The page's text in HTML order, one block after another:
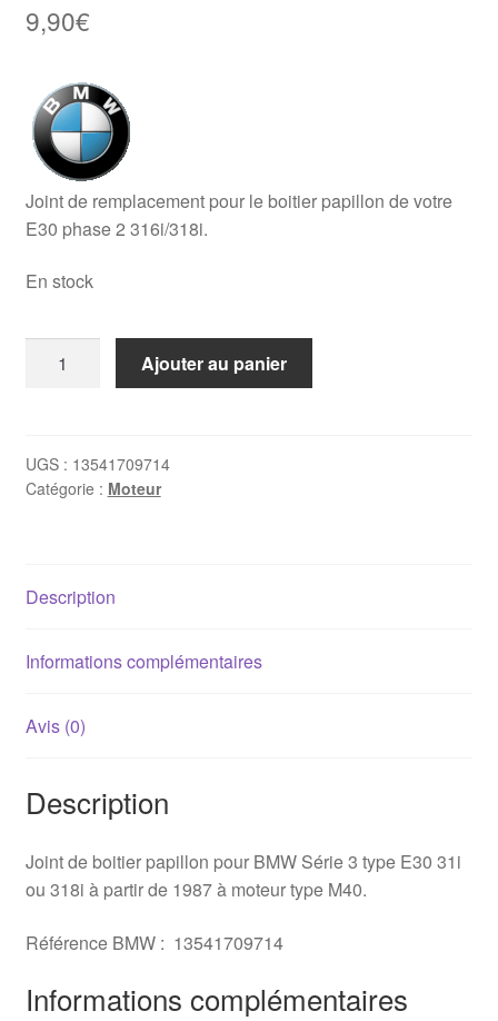
9,90€
Joint de remplacement pour le boitier papillon de votre
E30 phase 2 316i/318i.
En stock
papillon
BMW
Ajouter au panier
UGS : 13541709714
Catégorie : Moteur
Description
Informations complémentaires
Avis (0)
Description
Joint de boitier papillon pour BMW Série 3 type E30 31i
ou 318i à partir de 1987 à moteur type M40.
Référence BMW : 13541709714
Informations complémentaires